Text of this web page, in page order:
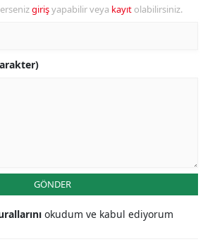
girişyapabilir veya kayıt olabilirsiniz.
GÖNDER
okudum ve kabul ediyorum